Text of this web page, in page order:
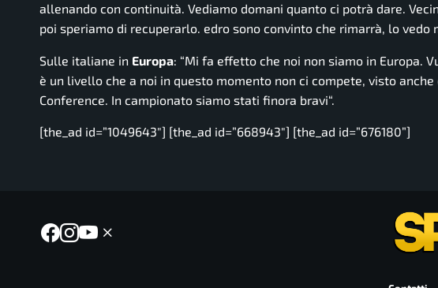
allenando con continuità. Vediamo domani quanto ci potrà dare.
poi speriamo di recuperarlo. edro sono convinto che rimarrà, lo vedo
Sulle italiane in Europa: “Mi fa effetto che noi non siamo in Europa.
è un livello che a noi in questo momento non ci compete, visto
Conference. In campionato siamo stati finora bravi“.
[the_ad id=”1049643″] [the_ad id=”668943″] [the_ad id=”676180”]